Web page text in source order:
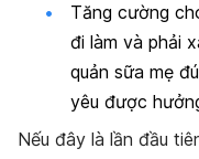
Tăng cường
đi làm và phải
quản sữa mẹ
yêu được
Nếu đây là lần đầu